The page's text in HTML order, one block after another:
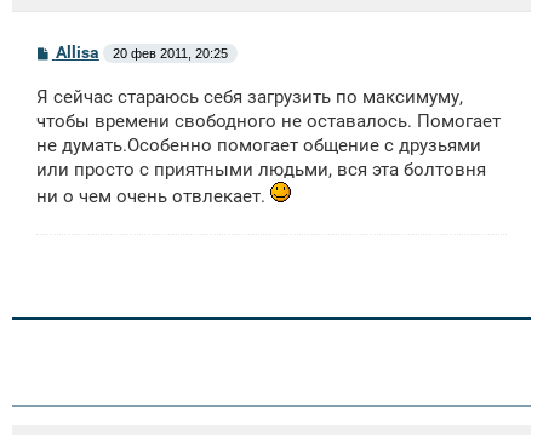
С
б
щ
н
и
Allisa 20 фев 2011, 20:25
Я сейчас стараюсь себя загрузить по максимуму,
чтобы времени свободного не оставалось. Помогает
не думать.Особенно помогает общение с друзьями
или просто с приятными людьми, вся эта болтовня
ни о чем очень отвлекает.